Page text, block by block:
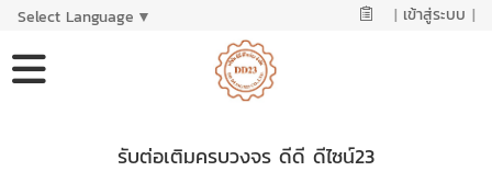
Select Language ▼ | เข้าสู่ระบบ |
รับต่อเติมครบวงจร ดีดี ดีไซน์23